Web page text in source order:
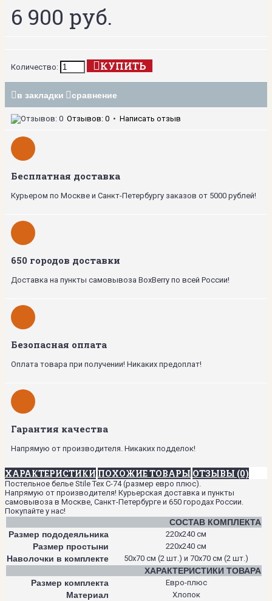
6 900 руб.
Количество: КУПИТЬ
в закладки сравнение
Отзывов: 0 • Написать отзыв
Бесплатная доставка
Курьером по Москве и Санкт-Петербургу заказов от 5000 рублей!
650 городов доставки
Доставка на пункты самовывоза BoxBerry по всей России!
Безопасная оплата
Оплата товара при получении! Никаких предоплат!
Гарантия качества
Напрямую от производителя. Никаких подделок!
ХАРАКТЕРИСТИКИ ПОХОЖИЕ ТОВАРЫ ОТЗЫВЫ (0)
Постельное белье Stile Tex C-74 (размер евро плюс).
Напрямую от производителя! Курьерская доставка и пункты
самовывоза в Москве, Санкт-Петербурге и 650 городах России.
Покупайте у нас!
СОСТАВ КОМПЛЕКТА
Размер пододеяльника
220х240 см
Размер простыни 220х240 см
Наволочки в комплекте 50х70 см (2 шт.) и 70х70 см (2 шт.)
ХАРАКТЕРИСТИКИ ТОВАРА
Размер комплекта
Евро-плюс
Материал Хлопок